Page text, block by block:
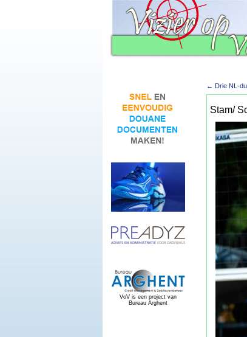
VoV is een project van
Bureau Arghent
← Drie NL-
Stam/